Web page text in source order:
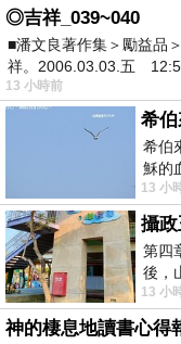
◎吉祥_039~040
■潘文良著作集＞勵益品
祥。2006.03.03.五
13 小時前
希
希伯
穌的
我們
13 小
攝
第四
後，
一盤
13 小
神的棲息地讀書心得